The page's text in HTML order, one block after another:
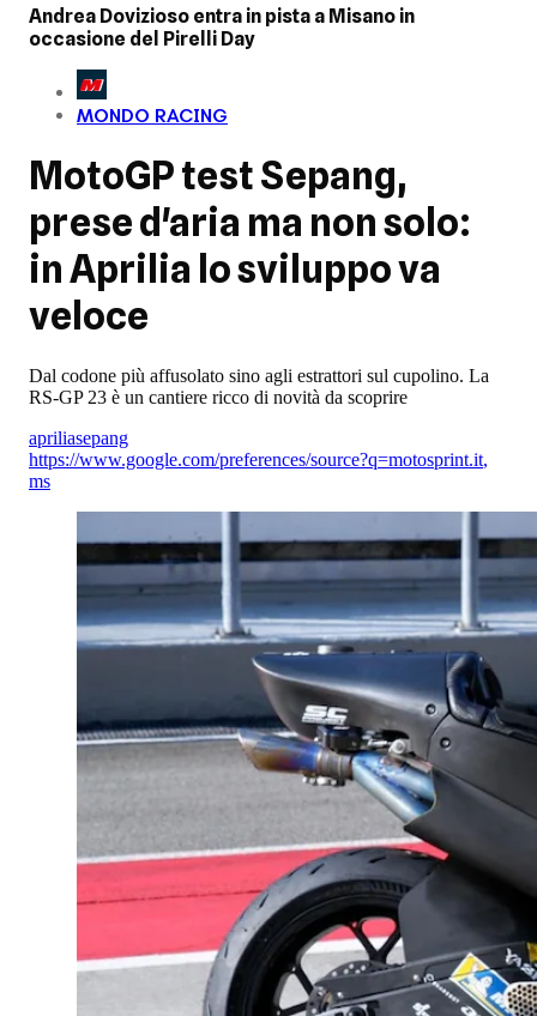
Andrea Dovizioso entra in pista a Misano in
occasione del Pirelli Day
MONDO RACING
MotoGP test Sepang,
prese d'aria ma non solo:
in Aprilia lo sviluppo va
veloce
Dal codone più affusolato sino agli estrattori sul cupolino. La
RS-GP 23 è un cantiere ricco di novità da scoprire
apriliasepang
https://www.google.com/preferences/source?q=motosprint.it,
ms